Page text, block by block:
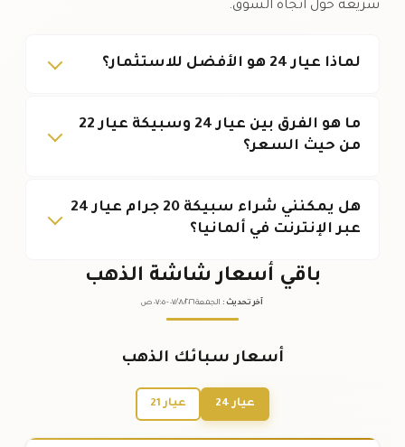
سريعة حول اتجاه السوق.
لماذا عيار 24 هو الأفضل للاستثمار؟
ما هو الفرق بين عيار 24 وسبيكة عيار 22
من حيث السعر؟
هل يمكنني شراء سبيكة 20 جرام عيار 24
عبر الإنترنت في ألمانيا؟
باقي أسعار شاشة الذهب
آخر تحديث : الجمعة ٠٧ /٠٨/٢٠٢٦ - ٠٧:٠٥ ص
أسعار سبائك الذهب
عيار 24 عيار 21